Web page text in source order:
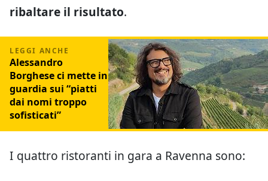
ribaltare il risultato.
Alessandro
Borghese ci mette in
guardia sui “piatti
dai nomi troppo
sofisticati”
I quattro ristoranti in gara a Ravenna sono: